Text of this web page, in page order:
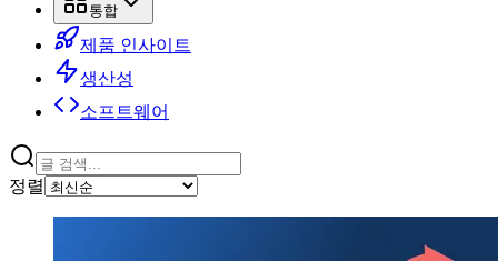
통합
제품 인사이트
생산성
소프트웨어
정렬